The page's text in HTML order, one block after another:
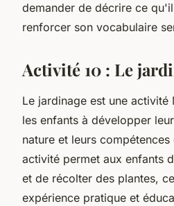
demander de décrire ce
renforcer son vocabulaire
Activité 10 : Le
Le jardinage est une
les enfants à développer
nature et leurs
activité permet aux enfants
et de récolter des plantes,
expérience pratique et